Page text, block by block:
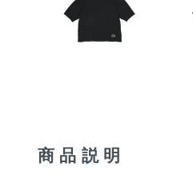
商品説明